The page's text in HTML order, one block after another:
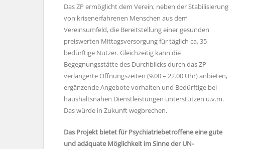
Das ZP ermöglicht dem Verein, neben der Stabilisierung
von krisenerfahrenen Menschen aus dem
Vereinsumfeld, die Bereitstellung einer gesunden
preiswerten Mittagsversorgung für täglich ca. 35
bedürftige Nutzer. Gleichzeitig kann die
Begegnungsstätte des Durchblicks durch das ZP
verlängerte Öffnungszeiten (9.00 – 22.00 Uhr) anbieten,
ergänzende Angebote vorhalten und Bedürftige bei
haushaltsnahen Dienstleistungen unterstützen u.v.m.
Das würde in Zukunft wegbrechen.
Das Projekt bietet für Psychiatriebetroffene eine gute
und adäquate Möglichkeit im Sinne der UN-